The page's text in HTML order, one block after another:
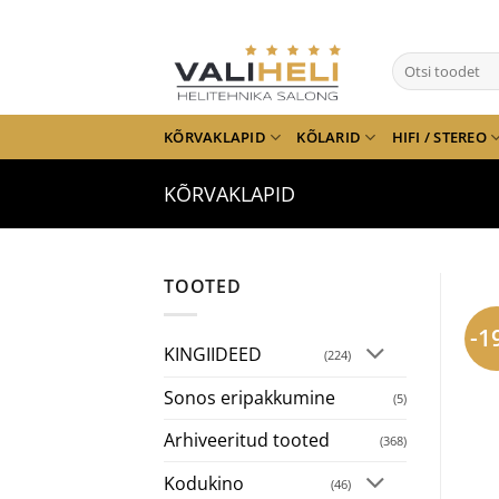
Otsi:
KÕRVAKLAPID KÕLARID HIFI / STEREO
KÕRVAKLAPID
TOOTED
KINGIIDEED (224)
Sonos eripakkumine (5)
Arhiveeritud tooted (368)
Kodukino (46)
-